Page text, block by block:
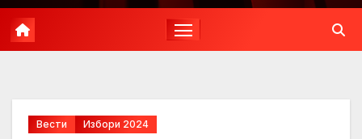
Вести Избори 2024